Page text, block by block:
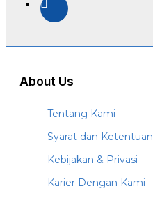
About Us
Tentang Kami
Syarat dan Ketentuan
Kebijakan & Privasi
Karier Dengan Kami